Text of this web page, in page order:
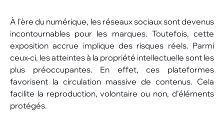
À l’ère du numérique, les réseaux sociaux sont devenus
incontournables pour les marques. Toutefois, cette
exposition accrue implique des risques réels. Parmi
ceux-ci, les atteintes à la propriété intellectuelle sont les
plus préoccupantes. En effet, ces plateformes
favorisent la circulation massive de contenus. Cela
facilite la reproduction, volontaire ou non, d’éléments
protégés.